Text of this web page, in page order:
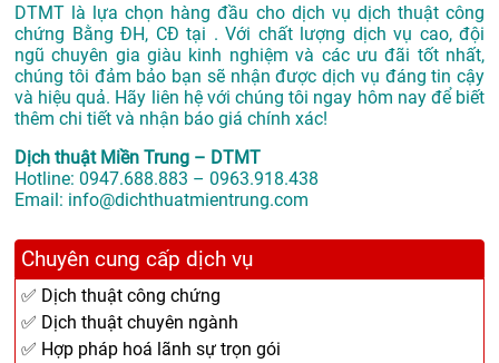
DTMT là lựa chọn hàng đầu cho dịch vụ dịch thuật công
chứng Bằng ĐH, CĐ tại . Với chất lượng dịch vụ cao, đội
ngũ chuyên gia giàu kinh nghiệm và các ưu đãi tốt nhất,
chúng tôi đảm bảo bạn sẽ nhận được dịch vụ đáng tin cậy
và hiệu quả. Hãy liên hệ với chúng tôi ngay hôm nay để biết
thêm chi tiết và nhận báo giá chính xác!
Dịch thuật Miền Trung – DTMT
Hotline: 0947.688.883 – 0963.918.438
Email: info@dichthuatmientrung.com
Chuyên cung cấp dịch vụ
✅ Dịch thuật công chứng
✅ Dịch thuật chuyên ngành
✅ Hợp pháp hoá lãnh sự trọn gói